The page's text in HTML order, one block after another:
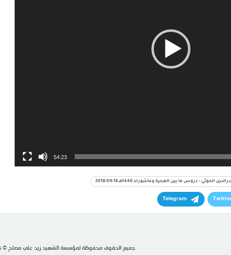
54:23
الحوثي - دروس ما بين الهجرة وعاشوراء 1440هـ 18-09-2018
Telegram
جميع الحقوق محفوظة لمؤسسة الشهيد زيد علي مصلح © 2025م